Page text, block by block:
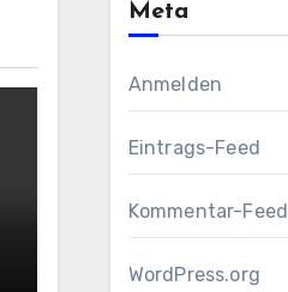
Meta
Anmelden
Eintrags-Feed
Kommentar-Feed
WordPress.org